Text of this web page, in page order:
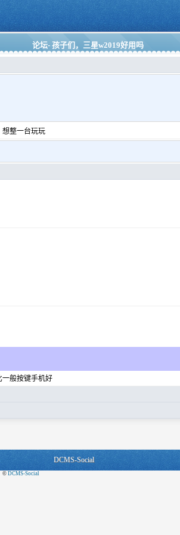
论坛- 孩子们，三星w2019好用吗
想整一台玩玩
般按键手机好
DCMS-Social
© DCMS-Social